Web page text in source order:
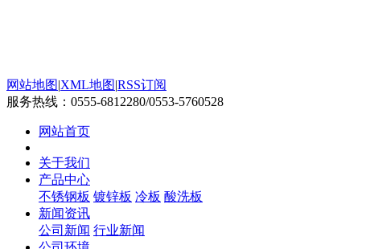
网站地图|XML地图|RSS订阅
服务热线： 0555-6812280/0553-5760528
网站首页
关于我们
产品中心
不锈钢板 镀锌板 冷板 酸洗板
新闻资讯
公司新闻 行业新闻